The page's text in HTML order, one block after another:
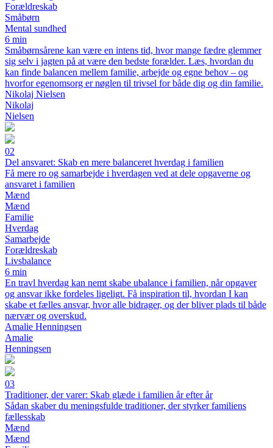
Forældreskab
Småbørn
Mental sundhed
6 min
Småbørnsårene kan være en intens tid, hvor mange fædre glemmer
sig selv i jagten på at være den bedste forælder. Læs, hvordan du
kan finde balancen mellem familie, arbejde og egne behov – og
hvorfor egenomsorg er nøglen til trivsel for både dig og din familie.
Nikolaj Nielsen
Nikolaj
Nielsen
02
Del ansvaret: Skab en mere balanceret hverdag i familien
Få mere ro og samarbejde i hverdagen ved at dele opgaverne og
ansvaret i familien
Mænd
Mænd
Familie
Hverdag
Samarbejde
Forældreskab
Livsbalance
6 min
En travl hverdag kan nemt skabe ubalance i familien, når opgaver
og ansvar ikke fordeles ligeligt. Få inspiration til, hvordan I kan
skabe et fælles ansvar, hvor alle bidrager, og der bliver plads til både
nærvær og overskud.
Amalie Henningsen
Amalie
Henningsen
03
Traditioner, der varer: Skab glæde i familien år efter år
Sådan skaber du meningsfulde traditioner, der styrker familiens
fællesskab
Mænd
Mænd